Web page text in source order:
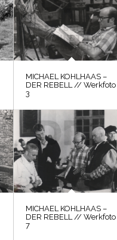
MICHAEL KOHLHAAS –
DER REBELL // Werkfoto
3
MICHAEL KOHLHAAS –
DER REBELL // Werkfoto
7